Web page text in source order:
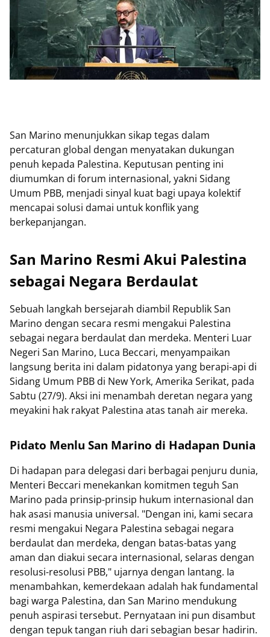
San Marino menunjukkan sikap tegas dalam
percaturan global dengan menyatakan dukungan
penuh kepada Palestina. Keputusan penting ini
diumumkan di forum internasional, yakni Sidang
Umum PBB, menjadi sinyal kuat bagi upaya kolektif
mencapai solusi damai untuk konflik yang
berkepanjangan.
San Marino Resmi Akui Palestina
sebagai Negara Berdaulat
Sebuah langkah bersejarah diambil Republik San
Marino dengan secara resmi mengakui Palestina
sebagai negara berdaulat dan merdeka. Menteri Luar
Negeri San Marino, Luca Beccari, menyampaikan
langsung berita ini dalam pidatonya yang berapi-api di
Sidang Umum PBB di New York, Amerika Serikat, pada
Sabtu (27/9). Aksi ini menambah deretan negara yang
meyakini hak rakyat Palestina atas tanah air mereka.
Pidato Menlu San Marino di Hadapan Dunia
Di hadapan para delegasi dari berbagai penjuru dunia,
Menteri Beccari menekankan komitmen teguh San
Marino pada prinsip-prinsip hukum internasional dan
hak asasi manusia universal. "Dengan ini, kami secara
resmi mengakui Negara Palestina sebagai negara
berdaulat dan merdeka, dengan batas-batas yang
aman dan diakui secara internasional, selaras dengan
resolusi-resolusi PBB," ujarnya dengan lantang. Ia
menambahkan, kemerdekaan adalah hak fundamental
bagi warga Palestina, dan San Marino mendukung
penuh aspirasi tersebut. Pernyataan ini pun disambut
dengan tepuk tangan riuh dari sebagian besar hadirin.